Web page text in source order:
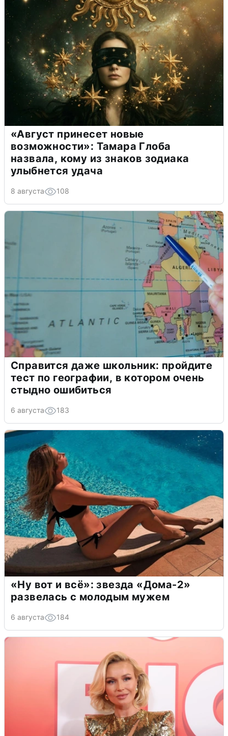
«Август принесет новые
возможности»: Тамара Глоба
назвала, кому из знаков зодиака
улыбнется удача
8 августа 108
Справится даже школьник: пройдите
тест по географии, в котором очень
стыдно ошибиться
6 августа 183
«Ну вот и всё»: звезда «Дома-2»
развелась с молодым мужем
6 августа 184